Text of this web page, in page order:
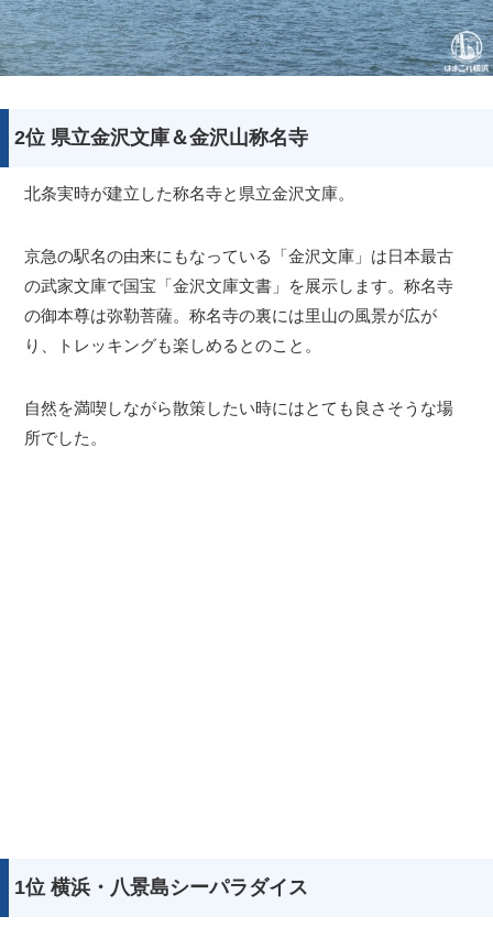
2位 県立金沢文庫＆金沢山称名寺
北条実時が建立した称名寺と県立金沢文庫。
京急の駅名の由来にもなっている「金沢文庫」は日本最古
の武家文庫で国宝「金沢文庫文書」を展示します。称名寺
の御本尊は弥勒菩薩。称名寺の裏には里山の風景が広が
り、トレッキングも楽しめるとのこと。
自然を満喫しながら散策したい時にはとても良さそうな場
所でした。
1位 横浜・八景島シーパラダイス